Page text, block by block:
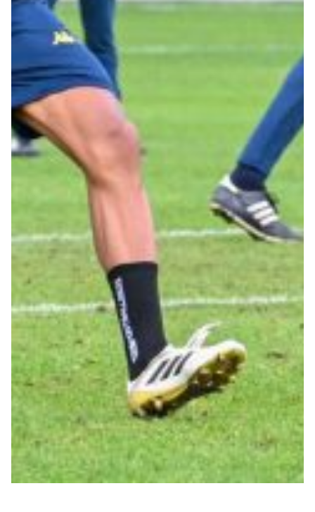
Robe di Kappa x Genoa
Vintage Collection
Red&Blue Voices
Kids
Party
Caffè Boasi x Genoa
Helan x Genoa
Isolani x Genoa
Gift Card Online Store
Fortissimo batte il mio cuor